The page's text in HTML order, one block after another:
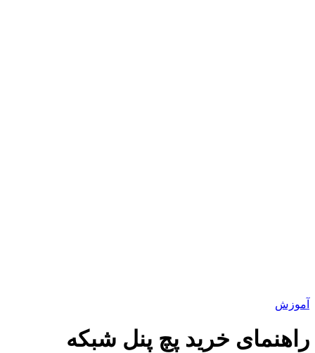
آموزش
راهنمای خرید پچ پنل شبکه